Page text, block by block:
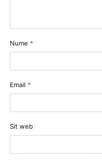
Nume *
Email *
Sit web